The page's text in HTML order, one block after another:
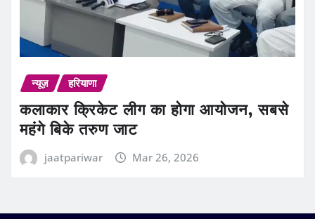
न्यूज़ हरियाणा
कलाकार क्रिकेट लीग का होगा आयोजन, सबसे
महंगे बिके तरुण जाट
jaatpariwar Mar 26, 2026